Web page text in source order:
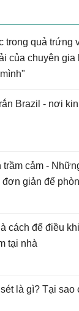
trong quả trứng
của chuyên
Brazil - nơi
trầm cảm -
đơn giản để
cách để điều
tại nhà
là gì? Tại sao